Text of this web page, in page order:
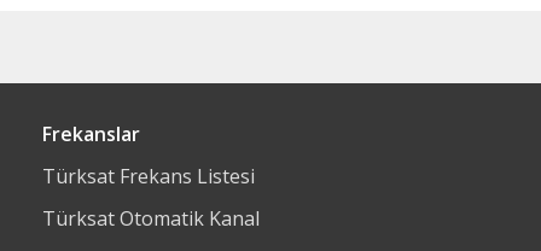
Frekanslar
Türksat Frekans Listesi
Türksat Otomatik Kanal